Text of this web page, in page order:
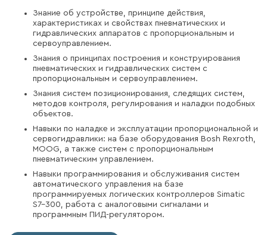
Знание об устройстве, принципе действия,
характеристиках и свойствах пневматических и
гидравлических аппаратов с пропорциональным и
сервоуправлением.
Знания о принципах построения и конструирования
пневматических и гидравлических систем с
пропорциональным и сервоуправлением.
Знания систем позиционирования, следящих систем,
методов контроля, регулирования и наладки подобных
объектов.
Навыки по наладке и эксплуатации пропорциональной и
сервогидравлики: на базе оборудования Bosh Rexroth,
MOOG, а также систем с пропорциональным
пневматическим управлением.
Навыки программирования и обслуживания систем
автоматического управления на базе
программируемых логических контроллеров Simatic
S7-300, работа с аналоговыми сигналами и
программным ПИД-регулятором.